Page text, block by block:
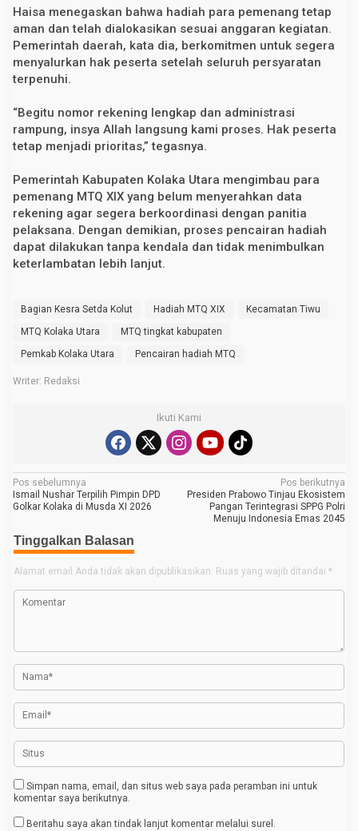
Haisa menegaskan bahwa hadiah para pemenang tetap
aman dan telah dialokasikan sesuai anggaran kegiatan.
Pemerintah daerah, kata dia, berkomitmen untuk segera
menyalurkan hak peserta setelah seluruh persyaratan
terpenuhi.
“Begitu nomor rekening lengkap dan administrasi
rampung, insya Allah langsung kami proses. Hak peserta
tetap menjadi prioritas,” tegasnya.
Pemerintah Kabupaten Kolaka Utara mengimbau para
pemenang MTQ XIX yang belum menyerahkan data
rekening agar segera berkoordinasi dengan panitia
pelaksana. Dengan demikian, proses pencairan hadiah
dapat dilakukan tanpa kendala dan tidak menimbulkan
keterlambatan lebih lanjut.
Bagian Kesra Setda Kolut Hadiah MTQ XIX
Kecamatan Tiwu
MTQ Kolaka Utara
MTQ tingkat kabupaten
Pemkab Kolaka Utara
Pencairan hadiah MTQ
Writer: Redaksi
Ikuti Kami
N
a
i
g
a
p
o
s
Pos sebelumnya
Ismail Nushar Terpilih Pimpin DPD
Golkar Kolaka di Musda XI 2026
Pos berikutnya
Presiden Prabowo Tinjau Ekosistem
Pangan Terintegrasi SPPG Polri
Menuju Indonesia Emas 2045
Tinggalkan Balasan
Alamat email Anda tidak akan dipublikasikan. Ruas yang wajib ditandai *
Simpan nama, email, dan situs web saya pada peramban ini untuk
komentar saya berikutnya.
Beritahu saya akan tindak lanjut komentar melalui surel.